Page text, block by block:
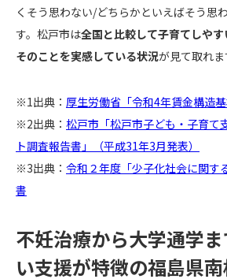
くそう思わない/どちらかといえばそう思
す。松戸市は全国と比較して子育てしや
そのことを実感している状況が見て取れま
※1出典： 厚生労働省「令和4年賃金構造基
※2出典： 松戸市「松戸市子ども・子育て
ト調査報告書」（平成31年3月発表）
※3出典： 令和２年度「少子化社会に関す
書
不妊治療から大学通学
い支援が特徴の福島県